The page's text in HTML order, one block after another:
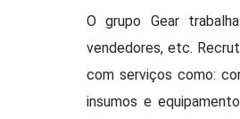
O grupo Gear
vendedores, etc.
com serviços como:
insumos e